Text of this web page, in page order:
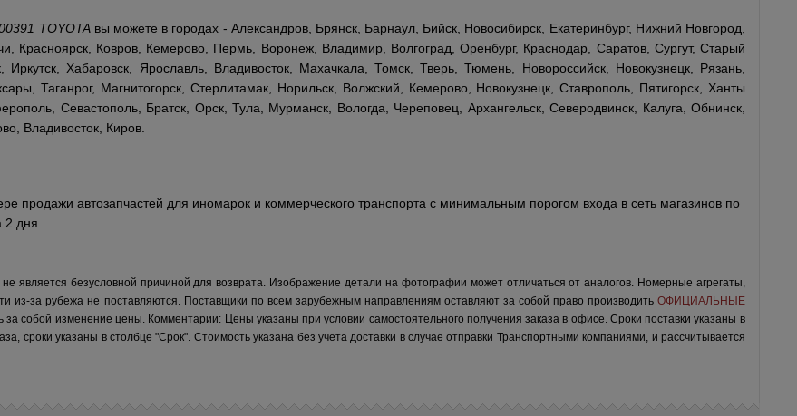
TOYOTAвы можете в городах - Александров, Брянск, Барнаул, Бийск, Новосибирск, Екатеринбург, Нижний Новгород,
Красноярск, Ковров, Кемерово, Пермь, Воронеж, Владимир, Волгоград, Оренбург, Краснодар, Саратов, Сургут, Старый
Хабаровск, Ярославль, Владивосток, Махачкала, Томск, Тверь, Тюмень, Новороссийск, Новокузнецк, Рязань,
Таганрог, Магнитогорск, Стерлитамак, Норильск, Волжский, Кемерово, Новокузнецк, Ставрополь, Пятигорск, Ханты
Севастополь, Братск, Орск, Тула, Мурманск, Вологда, Череповец, Архангельск, Северодвинск, Калуга, Обнинск,
Владивосток, Киров.
продажи автозапчастей для иномарок и коммерческого транспорта с минимальным порогом входа в сеть магазинов по
2 дня.
является безусловной причиной для возврата. Изображение детали на фотографии может отличаться от аналогов. Номерные агрегаты,
из-за рубежа не поставляются. Поставщики по всем зарубежным направлениям оставляют за собой право производитьОФИЦИАЛЬНЫЕ
за собой изменение цены. Комментарии: Цены указаны при условии самостоятельного получения заказа в офисе. Сроки поставки указаны в
сроки указаны в столбце "Срок". Стоимость указана без учета доставки в случае отправки Транспортными компаниями, и рассчитывается